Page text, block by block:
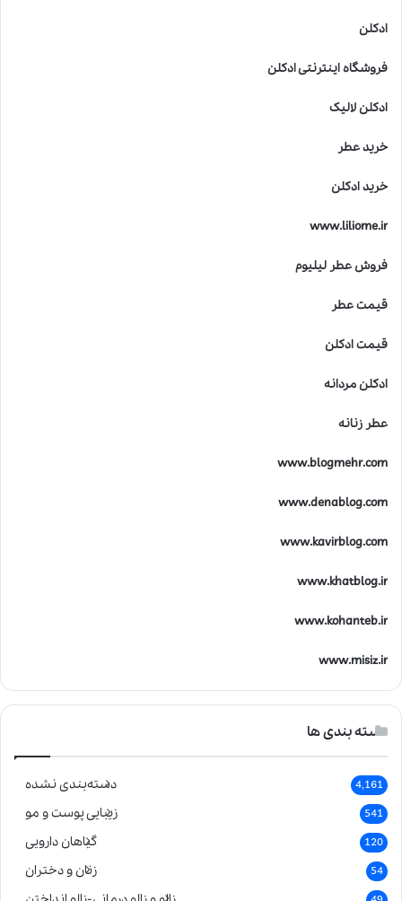
ادکلن
فروشگاه اینترنتی ادکلن
ادکلن لالیک
خرید عطر
خرید ادکلن
www.liliome.ir
فروش عطر لیلیوم
قیمت عطر
قیمت ادکلن
ادکلن مردانه
عطر زنانه
www.blogmehr.com
www.denablog.com
www.kavirblog.com
www.khatblog.ir
www.kohanteb.ir
www.misiz.ir
دسته بندی ها
دسته‌بندی نشده 4,161
زیبایی پوست و مو 541
گیاهان دارویی 120
زنان و دختران 54